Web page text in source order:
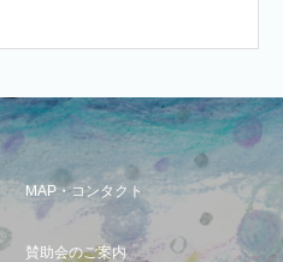
MAP・コンタクト
賛助会のご案内